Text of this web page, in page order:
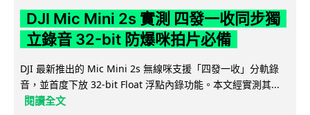
DJI Mic Mini 2s 實測 四發一收同步獨
立錄音 32-bit 防爆咪拍片必備
DJI 最新推出的 Mic Mini 2s 無線咪支援「四發一收」分軌錄
音，並首度下放 32-bit Float 浮點內錄功能。本文經實測其...
閱讀全文